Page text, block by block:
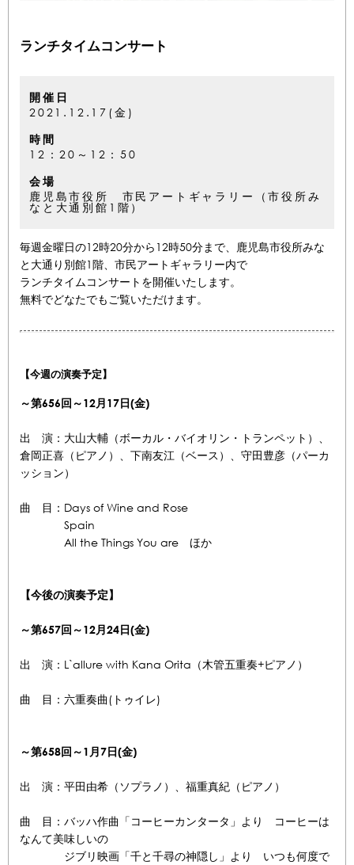
ランチタイムコンサート
開催日
2021.12.17(金)
時間
12：20～12：50
会場
鹿児島市役所 市民アートギャラリー（市役所み
なと大通別館1階）
毎週金曜日の12時20分から12時50分まで、鹿児島市役所みな
と大通り別館1階、市民アートギャラリー内で
ランチタイムコンサートを開催いたします。
無料でどなたでもご覧いただけます。
【今週の演奏予定】
～第656回～12月17日(金)
出 演：大山大輔（ボーカル・バイオリン・トランペット）、
倉岡正喜（ピアノ）、下南友江（ベース）、守田豊彦（パーカ
ッション）
曲 目：Days of Wine and Rose
Spain
All the Things You are ほか
【今後の演奏予定】
～第657回～12月24日(金)
出 演：L`allure with Kana Orita（木管五重奏+ピアノ）
曲 目：六重奏曲(トゥイレ)
～第658回～1月7日(金)
出 演：平田由希（ソプラノ）、福重真紀（ピアノ）
曲 目：バッハ作曲「コーヒーカンタータ」より コーヒーは
なんて美味しいの
ジブリ映画「千と千尋の神隠し」より いつも何度で